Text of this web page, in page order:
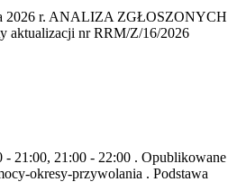
2026 r. ANALIZA ZGŁOSZONYCH
aktualizacji nr RRM/Z/16/2026
- 21:00, 21:00 - 22:00 . Opublikowane
okresy-przywolania . Podstawa